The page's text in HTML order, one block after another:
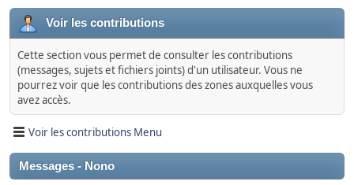
Voir les contributions
Cette section vous permet de consulter les contributions
(messages, sujets et fichiers joints) d'un utilisateur. Vous ne
pourrez voir que les contributions des zones auxquelles vous
avez accès.
Voir les contributions Menu
Messages - Nono